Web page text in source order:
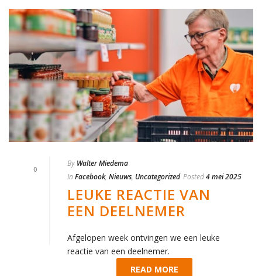
0
By Walter Miedema
In Facebook, Nieuws, Uncategorized Posted4 mei 2025
LEUKE REACTIE VAN
EEN DEELNEMER
Afgelopen week ontvingen we een leuke
reactie van een deelnemer.
READ MORE